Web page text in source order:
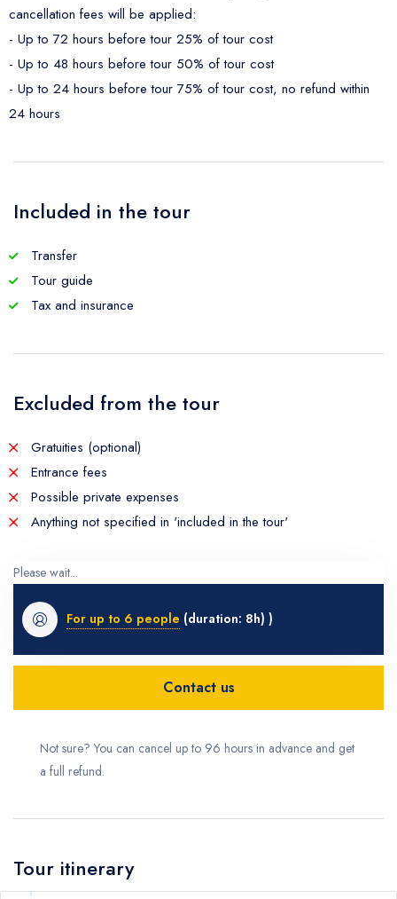
cancellation fees will be applied:
- Up to 72 hours before tour 25% of tour cost
- Up to 48 hours before tour 50% of tour cost
- Up to 24 hours before tour 75% of tour cost, no refund within
24 hours
Included in the tour
Transfer
Tour guide
Tax and insurance
Excluded from the tour
Gratuities (optional)
Entrance fees
Possible private expenses
Anything not specified in 'included in the tour'
Please wait...
For up to 6 people (duration: 8h) )
Contact us
Not sure? You can cancel up to 96 hours in advance and get
a full refund.
Tour itinerary